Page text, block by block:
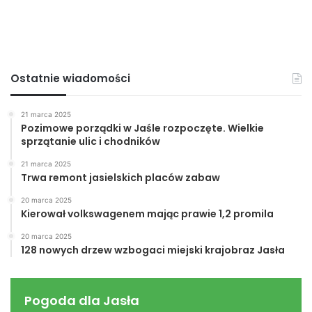
W dniu wczorajszym urodziny obchodził trener Czarnych
Jasło – Robert Hap, któremu w imieniu Redakcji Portalu
Jaslonet.pl, życzymy wielu sukcesów trenerskich oraz
Robert
Ostatnie wiadomości
21 marca 2025
Pozimowe porządki w Jaśle rozpoczęte. Wielkie
sprzątanie ulic i chodników
21 marca 2025
Trwa remont jasielskich placów zabaw
20 marca 2025
Kierował volkswagenem mając prawie 1,2 promila
20 marca 2025
128 nowych drzew wzbogaci miejski krajobraz Jasła
Pogoda dla Jasła